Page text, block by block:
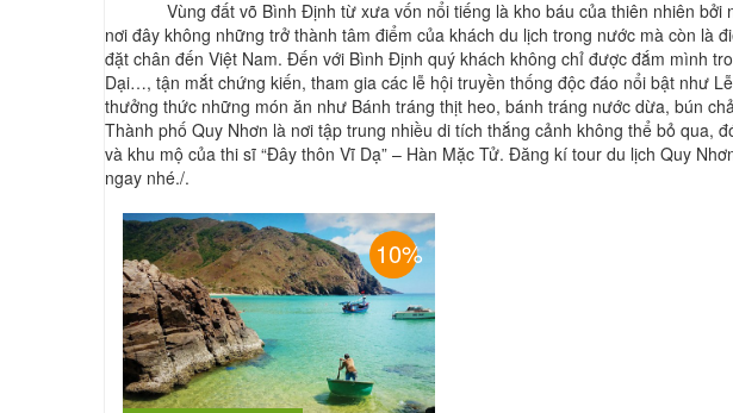
Vùng đất võ Bình Định từ xưa vốn nổi tiếng là kho báu của thiên nhiên bởi
nơi đây không những trở thành tâm điểm của khách du lịch trong nước mà còn là
đặt chân đến Việt Nam. Đến với Bình Định quý khách không chỉ được đắm mình
Dại…, tận mắt chứng kiến, tham gia các lễ hội truyền thống độc đáo nổi bật như
thưởng thức những món ăn như Bánh tráng thịt heo, bánh tráng nước dừa, bún
Thành phố Quy Nhơn là nơi tập trung nhiều di tích thắng cảnh không thể bỏ qua,
và khu mộ của thi sĩ “Đây thôn Vĩ Dạ” – Hàn Mặc Tử. Đăng kí tour du lịch Quy
ngay nhé./.
10%